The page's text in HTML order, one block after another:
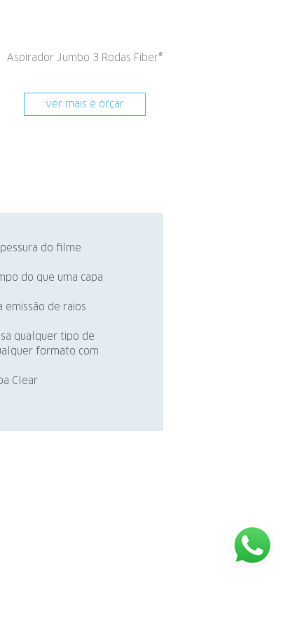
Aspirador Jumbo 3 Rodas Fiber®
ver mais e orçar
do filme
do que uma capa
emissão de raios
qualquer tipo de
formato com
Clear